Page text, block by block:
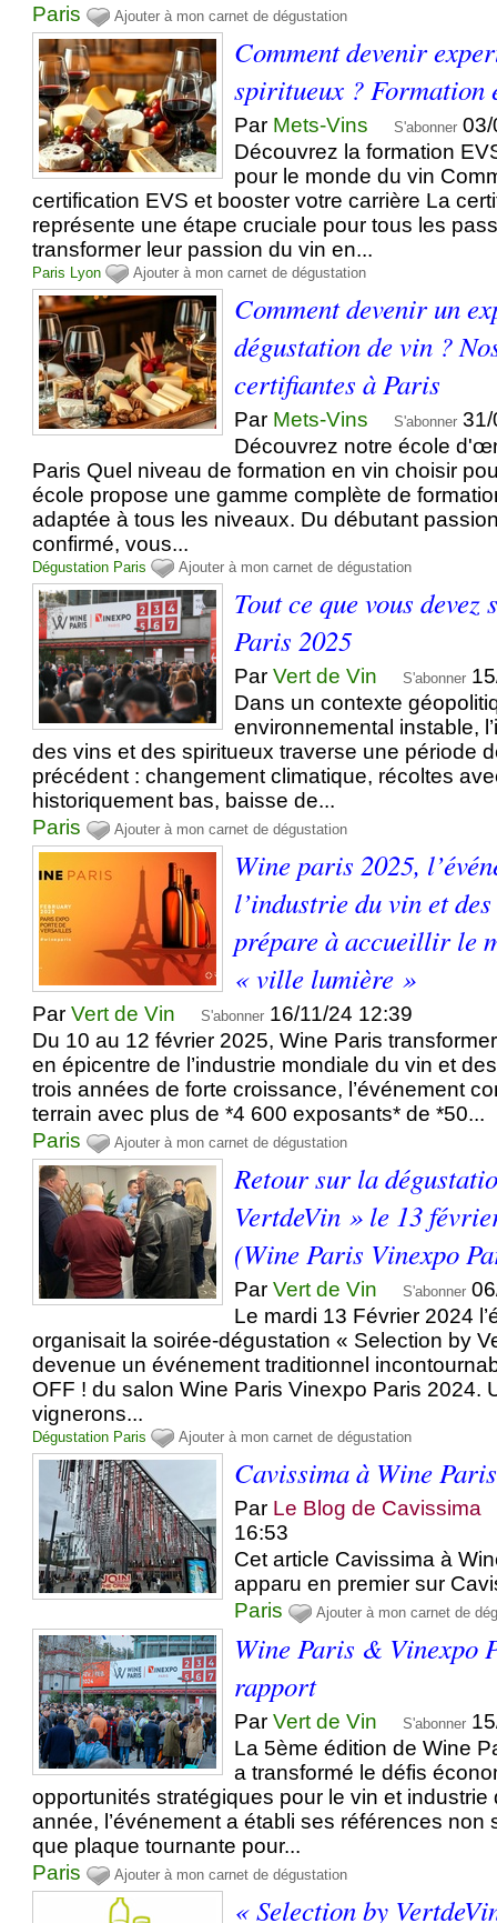
Paris
Ajouter à mon carnet de dégustation
Comment devenir
spiritueux ? Formation
Par Mets-Vins S'abonner
Découvrez la formation
pour le monde du vin
certification EVS et booster votre carrière La
représente une étape cruciale pour tous les
transformer leur passion du vin en...
Paris Lyon Ajouter à mon carnet de dégustation
Comment devenir un
dégustation de vin ?
certifiantes à Paris
Par Mets-Vins S'abonner
Découvrez notre école
Paris Quel niveau de formation en vin choisir
école propose une gamme complète de
adaptée à tous les niveaux. Du débutant
confirmé, vous...
Dégustation Paris Ajouter à mon carnet de dégustation
Tout ce que vous
Paris 2025
ParVert de Vin S'abonner
Dans un contexte
environnemental instable,
des vins et des spiritueux traverse une période
précédent : changement climatique, récoltes
historiquement bas, baisse de...
Paris
Ajouter à mon carnet de dégustation
Wine paris 2025,
l’industrie du vin et
prépare à accueillir le
« ville lumière »
ParVert de Vin S'abonner 16/11/24 12:39
Du 10 au 12 février 2025, Wine Paris
en épicentre de l’industrie mondiale du vin et
trois années de forte croissance, l’événement
terrain avec plus de *4 600 exposants* de *50...
Paris
Ajouter à mon carnet de dégustation
Retour sur la
VertdeVin » le 13
(Wine Paris Vinexpo
ParVert de Vin S'abonner
Le mardi 13 Février 2024
organisait la soirée-dégustation « Selection by
devenue un événement traditionnel
OFF ! du salon Wine Paris Vinexpo Paris 2024.
vignerons...
Dégustation Paris Ajouter à mon carnet de dégustation
Cavissima à Wine
Par Le Blog de Cavissima
16:53
Cet article Cavissima à
apparu en premier sur
Paris
Ajouter à mon carnet de
Wine Paris & Vinexpo
rapport
ParVert de Vin S'abonner
La 5ème édition de Wine
a transformé le défis
opportunités stratégiques pour le vin et industrie
année, l’événement a établi ses références non
que plaque tournante pour...
Paris
Ajouter à mon carnet de dégustation
« Selection by